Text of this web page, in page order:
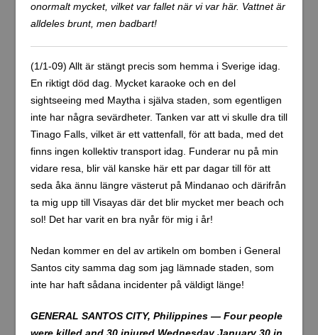
onormalt mycket, vilket var fallet när vi var här. Vattnet är
alldeles brunt, men badbart!
(1/1-09) Allt är stängt precis som hemma i Sverige idag.
En riktigt död dag. Mycket karaoke och en del
sightseeing med Maytha i själva staden, som egentligen
inte har några sevärdheter. Tanken var att vi skulle dra till
Tinago Falls, vilket är ett vattenfall, för att bada, med det
finns ingen kollektiv transport idag. Funderar nu på min
vidare resa, blir väl kanske här ett par dagar till för att
seda åka ännu längre västerut på Mindanao och därifrån
ta mig upp till Visayas där det blir mycket mer beach och
sol! Det har varit en bra nyår för mig i år!
Nedan kommer en del av artikeln om bomben i General
Santos city samma dag som jag lämnade staden, som
inte har haft sådana incidenter på väldigt länge!
GENERAL SANTOS CITY, Philippines — Four people